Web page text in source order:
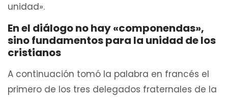
unidad».
En el diálogo no hay «componendas»,
sino fundamentos para la unidad de los
cristianos
A continuación tomó la palabra en francés el
primero de los tres delegados fraternales de la